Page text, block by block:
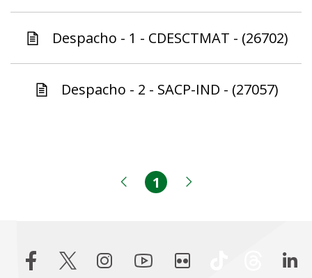
Despacho - 1 - CDESCTMAT - (26702)
Despacho - 2 - SACP-IND - (27057)
Página anterior
Página
1